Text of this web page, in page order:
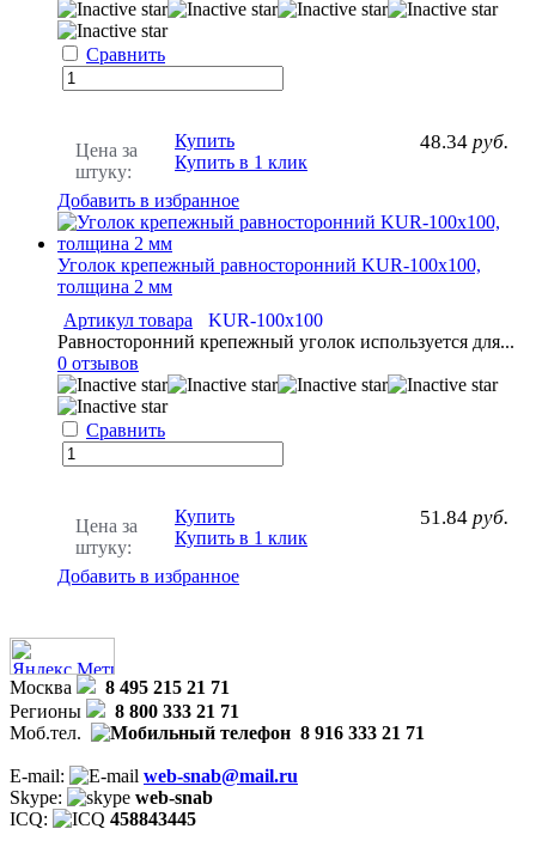
Сравнить
Цена за
штуку:
48.34 руб.
Купить
Купить в 1 клик
Добавить в избранное
Уголок крепежный равносторонний KUR-100х100,
толщина 2 мм
Артикул товара
KUR-100х100
Равносторонний крепежный уголок используется для...
0 отзывов
Сравнить
Цена за
штуку:
51.84 руб.
Купить
Купить в 1 клик
Добавить в избранное
Москва
8 495 215 21 71
Регионы
8 800 333 21 71
Моб.тел.
8 916 333 21 71
E-mail:
web-snab@mail.ru
Skype:
web-snab
ICQ:
458843445